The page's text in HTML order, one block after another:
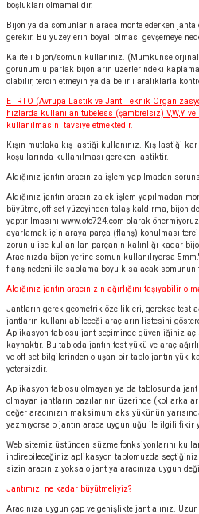
boşlukları olmamalıdır.
Bijon ya da somunların araca monte ederken janta
gerekir. Bu yüzeylerin boyalı olması gevşemeye
Kaliteli bijon/somun kullanınız. (Mümkünse
görünümlü parlak bijonların üzerlerindeki
olabilir, tercih etmeyin ya da belirli aralıklarla
ETRTO (Avrupa Lastik ve Jant Teknik
hızlarda kullanılan tubeless (şambrelsiz) V,W,Y
kullanılmasını tavsiye etmektedir.
Kışın mutlaka kış lastiği kullanınız. Kış lastiği
koşullarında kullanılması gereken lastiktir.
Aldığınız jantın aracınıza işlem yapılmadan
Aldığınız jantın aracınıza ek işlem yapılmadan
büyütme, off-set yüzeyinden talaş kaldırma, bijon
yaptırılmasını www.oto724.com olarak
ayarlamak için araya parça (flanş) konulması
zorunlu ise kullanılan parçanın kalınlığı kadar
Aracınızda bijon yerine somun kullanılıyorsa
flanş nedeni ile saplama boyu kısalacak somunun
Aldığınız jantın aracınızın ağırlığını taşıyabilir
Jantların gerek geometrik özellikleri, gerekse test
jantların kullanılabileceği araçların listesini
Aplikasyon tablosu jant seçiminde güvenliğiniz
kaynaktır. Bu tabloda jantın test yükü ve araç
ve off-set bilgilerinden oluşan bir tablo jantın yük
yetersizdir.
Aplikasyon tablosu olmayan ya da tablosunda jant
olmayan jantların bazılarının üzerinde (kol
değer aracınızın maksimum aks yükünün
yazmıyorsa o jantın araca uygunluğu ile ilgili fikir
Web sitemiz üstünden süzme fonksiyonlarını
indirebileceğiniz aplikasyon tablomuzda
sizin aracınız yoksa o jant ya aracınıza uygun
Jantımızı ne kadar büyütmeliyiz?
Aracınıza uygun çap ve genişlikte jant alınız.